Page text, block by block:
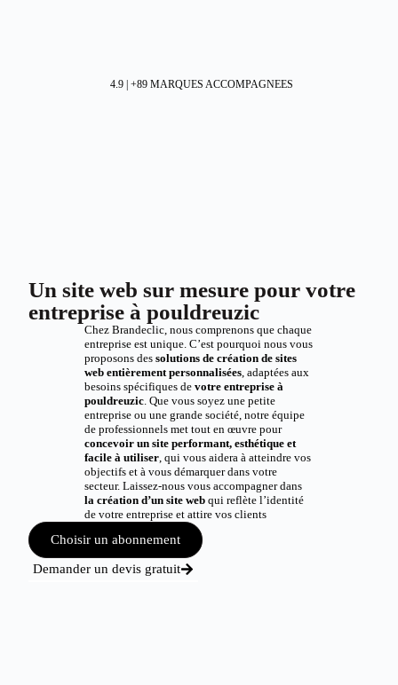
4.9 | +89 MARQUES ACCOMPAGNEES
Un site web sur mesure pour votre
entreprise à pouldreuzic
Chez Brandeclic, nous comprenons que chaque
entreprise est unique. C’est pourquoi nous vous
proposons des solutions de création de sites
web entièrement personnalisées, adaptées aux
besoins spécifiques de votre entreprise à
pouldreuzic. Que vous soyez une petite
entreprise ou une grande société, notre équipe
de professionnels met tout en œuvre pour
concevoir un site performant, esthétique et
facile à utiliser, qui vous aidera à atteindre vos
objectifs et à vous démarquer dans votre
secteur. Laissez-nous vous accompagner dans
la création d’un site webqui reflète l’identité
de votre entreprise et attire vos clients
Choisir un abonnement
Demander un devis gratuit